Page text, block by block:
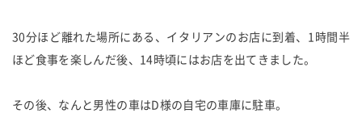
30分ほど離れた場所にある、イタリアンのお店に到着、1時間半
ほど食事を楽しんだ後、14時頃にはお店を出てきました。
その後、なんと男性の車はD様の自宅の車庫に駐車。